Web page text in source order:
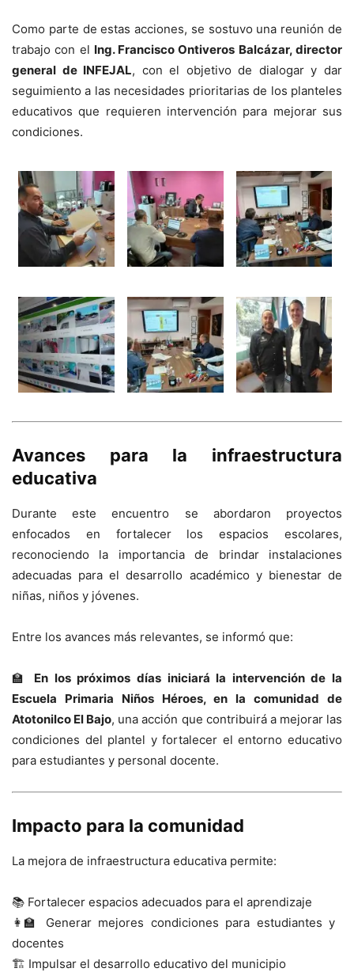
Como parte de estas acciones, se sostuvo una reunión de
trabajo con el Ing. Francisco Ontiveros Balcázar, director
general de INFEJAL, con el objetivo de dialogar y dar
seguimiento a las necesidades prioritarias de los planteles
educativos que requieren intervención para mejorar sus
condiciones.
Avances para la infraestructura
educativa
Durante este encuentro se abordaron proyectos
enfocados en fortalecer los espacios escolares,
reconociendo la importancia de brindar instalaciones
adecuadas para el desarrollo académico y bienestar de
niñas, niños y jóvenes.
Entre los avances más relevantes, se informó que:
🏫 En los próximos días iniciará la intervención de la
Escuela Primaria Niños Héroes, en la comunidad de
Atotonilco El Bajo, una acción que contribuirá a mejorar las
condiciones del plantel y fortalecer el entorno educativo
para estudiantes y personal docente.
Impacto para la comunidad
La mejora de infraestructura educativa permite:
📚 Fortalecer espacios adecuados para el aprendizaje
👩‍🏫 Generar mejores condiciones para estudiantes y
docentes
🏗️ Impulsar el desarrollo educativo del municipio